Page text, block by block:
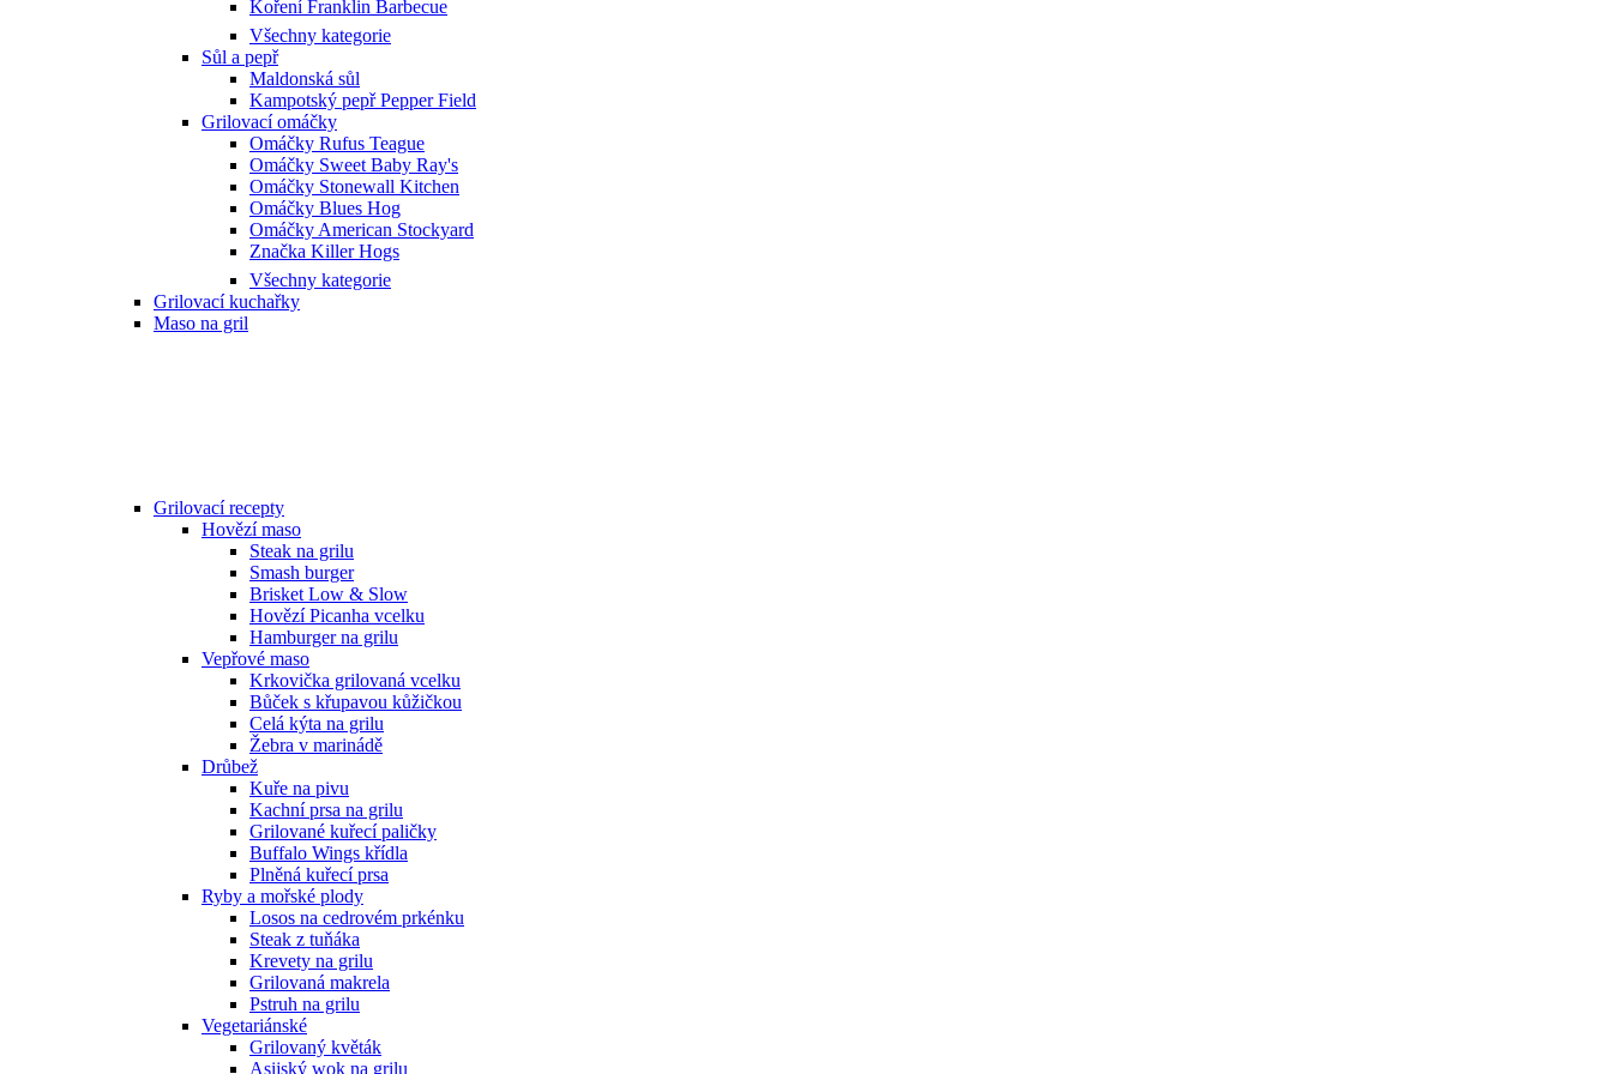
Koření Franklin Barbecue
Všechny kategorie
Sůl a pepř
Maldonská sůl
Kampotský pepř Pepper Field
Grilovací omáčky
Omáčky Rufus Teague
Omáčky Sweet Baby Ray's
Omáčky Stonewall Kitchen
Omáčky Blues Hog
Omáčky American Stockyard
Značka Killer Hogs
Všechny kategorie
Grilovací kuchařky
Maso na gril
Grilovací recepty
Hovězí maso
Steak na grilu
Smash burger
Brisket Low & Slow
Hovězí Picanha vcelku
Hamburger na grilu
Vepřové maso
Krkovička grilovaná vcelku
Bůček s křupavou kůžičkou
Celá kýta na grilu
Žebra v marinádě
Drůbež
Kuře na pivu
Kachní prsa na grilu
Grilované kuřecí paličky
Buffalo Wings křídla
Plněná kuřecí prsa
Ryby a mořské plody
Losos na cedrovém prkénku
Steak z tuňáka
Krevety na grilu
Grilovaná makrela
Pstruh na grilu
Vegetariánské
Grilovaný květák
Asijský wok na grilu